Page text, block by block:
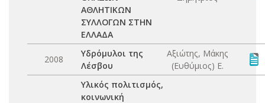
ΑΘΛΗΤΙΚΩΝ
ΣΥΛΛΟΓΩΝ ΣΤΗΝ
ΕΛΛΑΔΑ
2008
Υδρόμυλοι της
Λέσβου
Αξιώτης, Μάκης
(Ευθύμιος) Ε.
Υλικός πολιτισμός,
κοινωνική